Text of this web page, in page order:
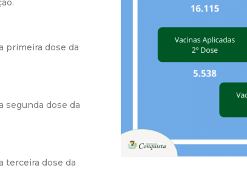
a
u
i
primeira dose da
segunda dose da
terceira dose da